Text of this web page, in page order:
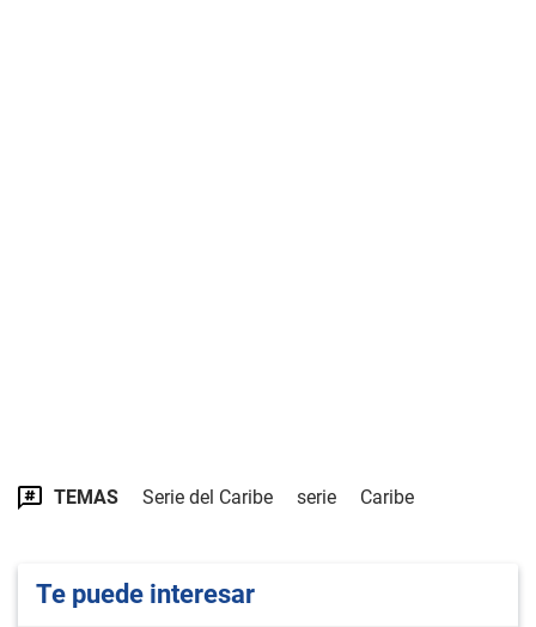
TEMAS Serie del Caribe serie Caribe
Te puede interesar